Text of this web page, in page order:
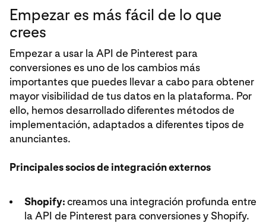
Empezar es más fácil de lo que
crees
Empezar a usar la API de Pinterest para
conversiones es uno de los cambios más
importantes que puedes llevar a cabo para obtener
mayor visibilidad de tus datos en la plataforma. Por
ello, hemos desarrollado diferentes métodos de
implementación, adaptados a diferentes tipos de
anunciantes.
Principales socios de integración externos
Shopify:creamos una integración profunda entre
la API de Pinterest para conversiones y Shopify.